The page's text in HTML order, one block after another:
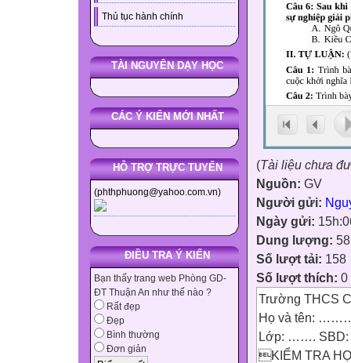
Thủ tục hành chính
TÀI NGUYÊN DẠY HỌC
CÁC Ý KIẾN MỚI NHẤT
HỖ TRỢ TRỰC TUYẾN
(phthphuong@yahoo.com.vn)
ĐIỀU TRA Ý KIẾN
Bạn thấy trang web Phòng GD-
ĐT Thuận An như thế nào ?
Rất đẹp
Đẹp
Bình thường
Đơn giản
(Tài liệu chưa
Nguồn: GV
Người gửi:
Ngày gửi:
Dung lượng:
Số lượt tải: 158
Số lượt thích: 0
Trường THCS
Họ và tên:
Lớp: …….
KIỂM TRA